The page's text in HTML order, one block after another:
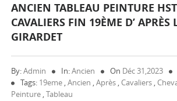
ANCIEN TABLEAU PEINTURE
CAVALIERS FIN 19ÈME D’ APRÈS
GIRARDET
By:Admin In:Ancien On Déc 31,2023
Tags: 19eme ,Ancien ,Après , Cavaliers ,
Peinture ,Tableau